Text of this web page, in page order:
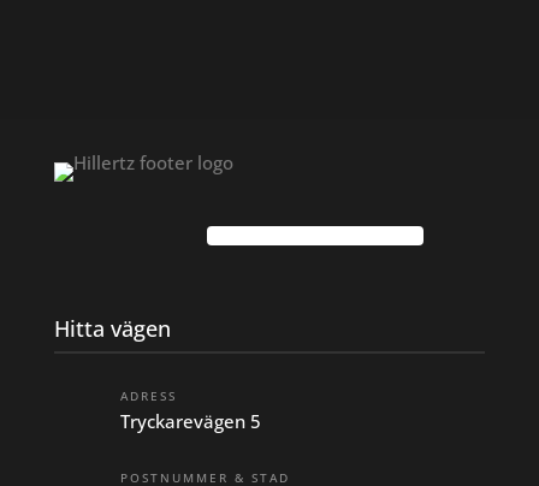
Hitta vägen
ADRESS
Tryckarevägen 5
POSTNUMMER & STAD